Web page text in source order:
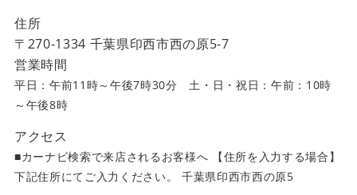
住所
〒 270-1334 千葉県印西市西の原5-7
営業時間
平日：午前11時～午後7時30分 土・日・祝日：午前：10時
～午後8時
アクセス
■カーナビ検索で来店されるお客様へ 【住所を入力する場合】
下記住所にてご入力ください。 千葉県印西市西の原5